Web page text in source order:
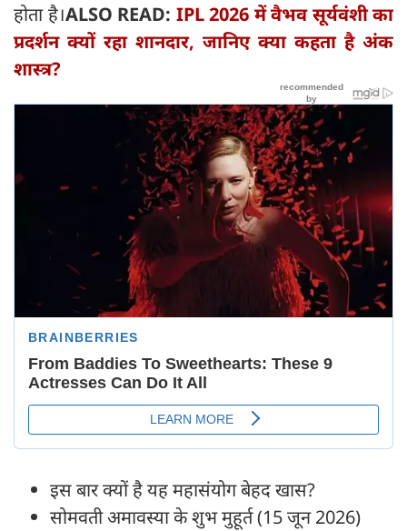
होता है।ALSO READ: IPL 2026 में वैभव सूर्यवंशी का
प्रदर्शन क्यों रहा शानदार, जानिए क्‍या कहता है अंक
शास्त्र?
इस बार क्यों है यह महासंयोग बेहद खास?
सोमवती अमावस्या के शुभ मुहूर्त (15 जून 2026)